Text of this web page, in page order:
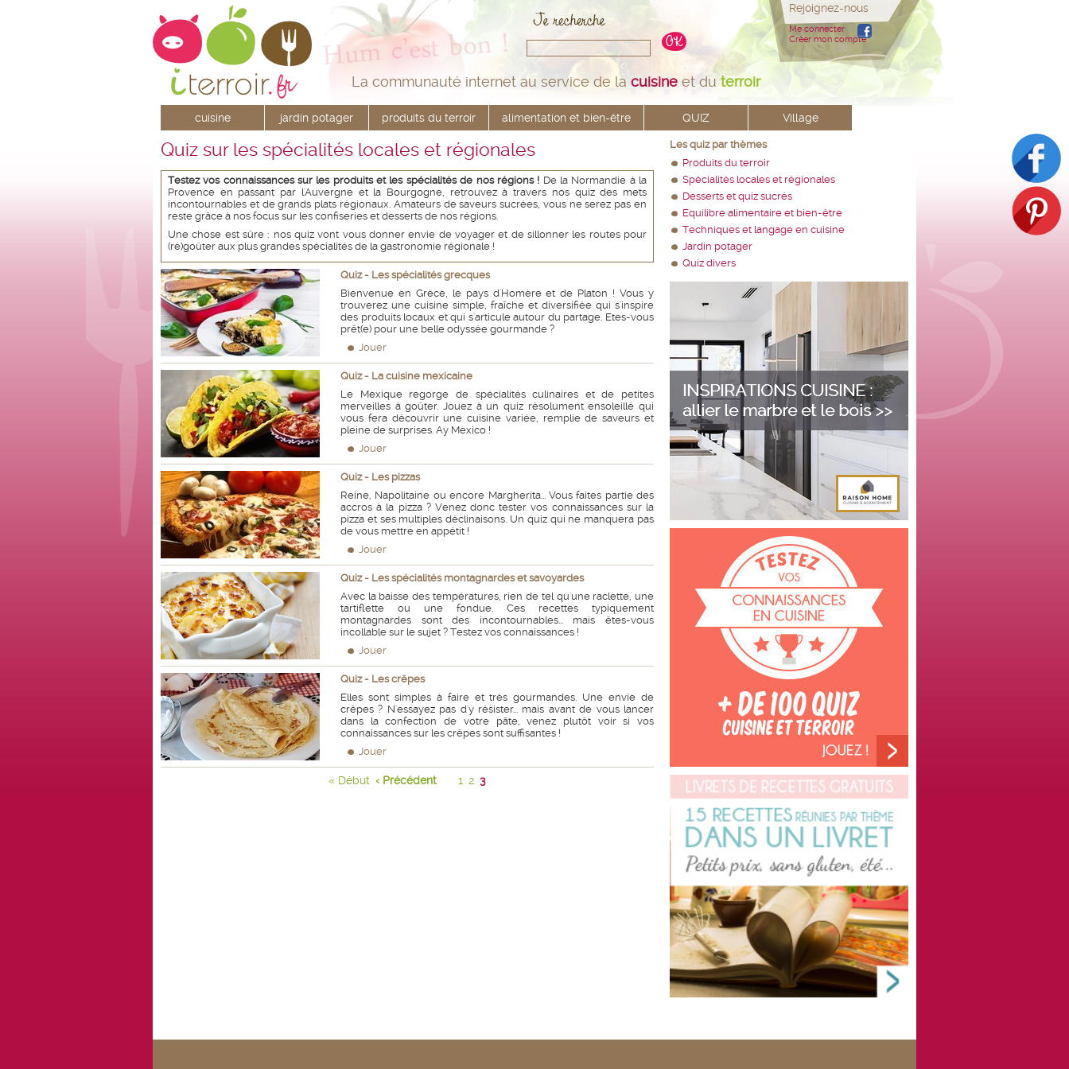
La communauté internet au service de la cuisine et duterroir
Rejoignez-nous
Me connecter
Créer mon compte
cuisine jardin potager produits du terroir alimentation et bien-être QUIZ Village
Quiz sur les spécialités locales et régionales
Testez vos connaissances sur les produits et les spécialités de nos régions ! De la Normandie à la
Provence en passant par l'Auvergne et la Bourgogne, retrouvez à travers nos quiz des mets
incontournables et de grands plats régionaux. Amateurs de saveurs sucrées, vous ne serez pas en
reste grâce à nos focus sur les confiseries et desserts de nos régions.
Une chose est sûre : nos quiz vont vous donner envie de voyager et de sillonner les routes pour
(re)goûter aux plus grandes spécialités de la gastronomie régionale !
Quiz - Les spécialités grecques
Bienvenue en Grèce, le pays d'Homère et de Platon ! Vous y
trouverez une cuisine simple, fraîche et diversifiée qui s'inspire
des produits locaux et qui s'articule autour du partage. Etes-vous
prêt(e) pour une belle odyssée gourmande ?
Jouer
Quiz - La cuisine mexicaine
Le Mexique regorge de spécialités culinaires et de petites
merveilles à goûter. Jouez à un quiz résolument ensoleillé qui
vous fera découvrir une cuisine variée, remplie de saveurs et
pleine de surprises. Ay Mexico !
Jouer
Quiz - Les pizzas
Reine, Napolitaine ou encore Margherita... Vous faites partie des
accros à la pizza ? Venez donc tester vos connaissances sur la
pizza et ses multiples déclinaisons. Un quiz qui ne manquera pas
de vous mettre en appétit !
Jouer
Quiz - Les spécialités montagnardes et savoyardes
Avec la baisse des températures, rien de tel qu'une raclette, une
tartiflette ou une fondue. Ces recettes typiquement
montagnardes sont des incontournables... mais êtes-vous
incollable sur le sujet ? Testez vos connaissances !
Jouer
Quiz - Les crêpes
Elles sont simples à faire et très gourmandes. Une envie de
crêpes ? N'essayez pas d'y résister... mais avant de vous lancer
dans la confection de votre pâte, venez plutôt voir si vos
connaissances sur les crêpes sont suffisantes !
Jouer
« Début ‹ Précédent 1 2 3
Les quiz par thèmes
Produits du terroir
Spécialités locales et régionales
Desserts et quiz sucrés
Equilibre alimentaire et bien-être
Techniques et langage en cuisine
Jardin potager
Quiz divers